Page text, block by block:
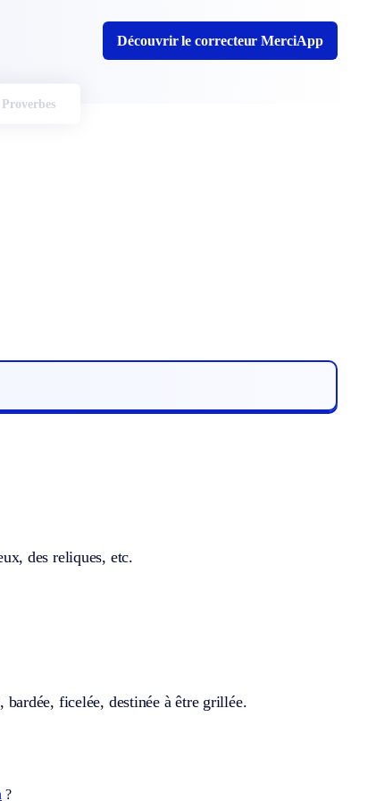
Découvrir le correcteur MerciApp
Proverbes
des reliques, etc.
ficelée, destinée à être grillée.
?